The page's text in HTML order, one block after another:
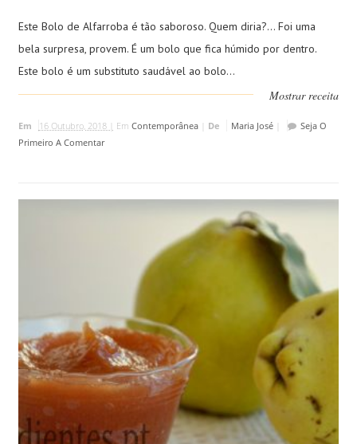
Este Bolo de Alfarroba é tão saboroso. Quem diria?... Foi uma
bela surpresa, provem. É um bolo que fica húmido por dentro.
Este bolo é um substituto saudável ao bolo...
Mostrar receita
Em 16 Outubro, 2018 | Em Contemporânea| De Maria José|
Seja O
Primeiro A Comentar